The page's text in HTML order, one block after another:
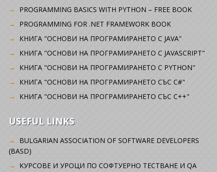
PROGRAMMING BASICS WITH PYTHON – FREE BOOK
PROGRAMMING FOR .NET FRAMEWORK BOOK
КНИГА "ОСНОВИ НА ПРОГРАМИРАНЕТО С JAVA"
КНИГА "ОСНОВИ НА ПРОГРАМИРАНЕТО С JAVASCRIPT"
КНИГА "ОСНОВИ НА ПРОГРАМИРАНЕТО С PYTHON"
КНИГА "ОСНОВИ НА ПРОГРАМИРАНЕТО СЪС C#"
КНИГА "ОСНОВИ НА ПРОГРАМИРАНЕТО СЪС C++"
USEFUL LINKS
BULGARIAN ASSOCIATION OF SOFTWARE DEVELOPERS
(BASD)
KУРСОВЕ И УРОЦИ ПО СОФТУЕРНО ТЕСТВАНЕ И QA